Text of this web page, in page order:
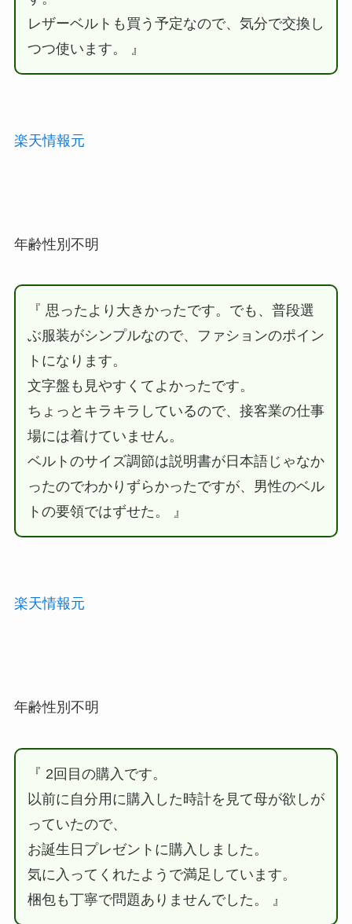
レザーベルトも買う予定なので、気分で交換し
つつ使います。 』
楽天情報元
年齢性別不明
『 思ったより大きかったです。でも、普段選
ぶ服装がシンプルなので、ファションのポイン
トになります。
文字盤も見やすくてよかったです。
ちょっとキラキラしているので、接客業の仕事
場には着けていません。
ベルトのサイズ調節は説明書が日本語じゃなか
ったのでわかりずらかったですが、男性のベル
トの要領ではずせた。 』
楽天情報元
年齢性別不明
『 2回目の購入です。
以前に自分用に購入した時計を見て母が欲しが
っていたので、
お誕生日プレゼントに購入しました。
気に入ってくれたようで満足しています。
梱包も丁寧で問題ありませんでした。 』